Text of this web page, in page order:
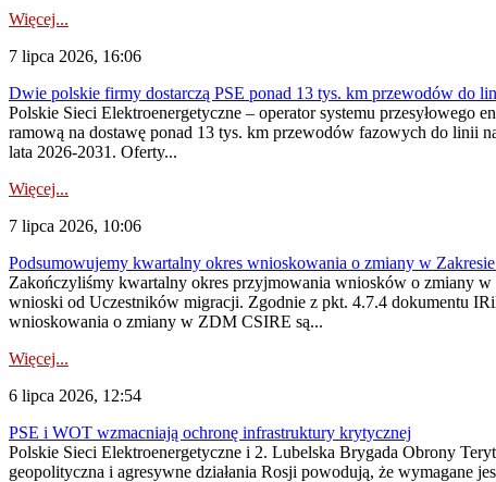
Więcej...
7 lipca 2026, 16:06
Dwie polskie firmy dostarczą PSE ponad 13 tys. km przewodów do
Polskie Sieci Elektroenergetyczne – operator systemu
ramową na dostawę ponad 13 tys. km przewodów fazowych do linii
lata 2026-2031. Oferty...
Więcej...
7 lipca 2026, 10:06
Podsumowujemy kwartalny okres wnioskowania o zmiany w
Zakończyliśmy kwartalny okres przyjmowania wniosków o zmiany w
wnioski od Uczestników migracji. Zgodnie z pkt. 4.7.4 dokumentu
wnioskowania o zmiany w ZDM CSIRE są...
Więcej...
6 lipca 2026, 12:54
PSE i WOT wzmacniają ochronę infrastruktury krytycznej
Polskie Sieci Elektroenergetyczne i 2. Lubelska Brygada Obrony
geopolityczna i agresywne działania Rosji powodują, że wymagane